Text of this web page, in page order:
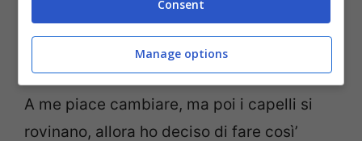
verso il pubblico per farsi ‘tirare’ i capelli.
‘In America va tanto di moda questa cosa!
A me piace cambiare, ma poi i capelli si
rovinano, allora ho deciso di fare così’
Consent
Manage options